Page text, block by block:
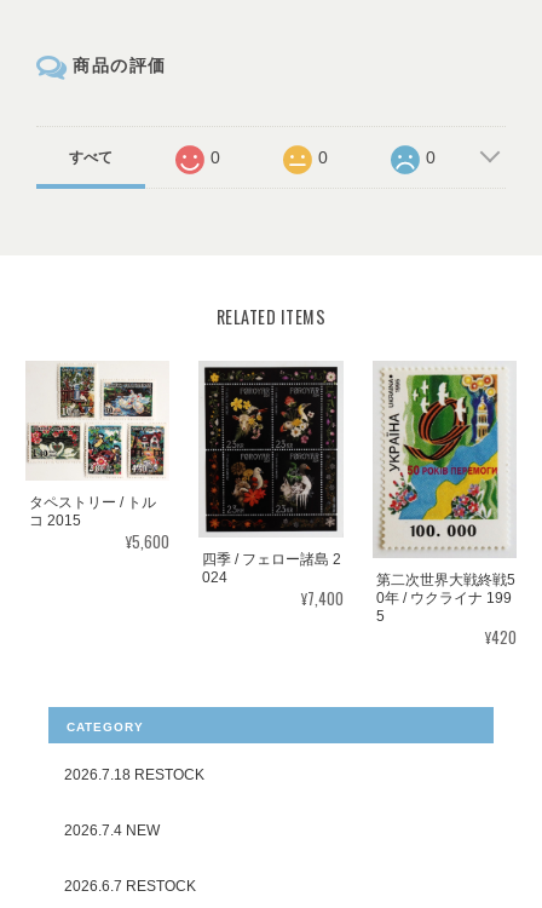
商品の評価
すべて 0 0 0
RELATED ITEMS
タペストリー / トル
コ 2015
¥5,600
四季 / フェロー諸島 2
024
¥7,400
第二次世界大戦終戦5
0年 / ウクライナ 199
5
¥420
CATEGORY
2026.7.18 RESTOCK
2026.7.4 NEW
2026.6.7 RESTOCK